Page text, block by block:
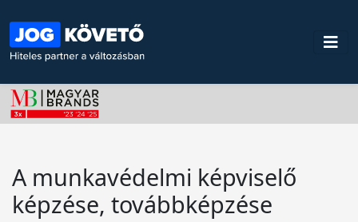
A munkavédelmi képviselő
képzése, továbbképzése